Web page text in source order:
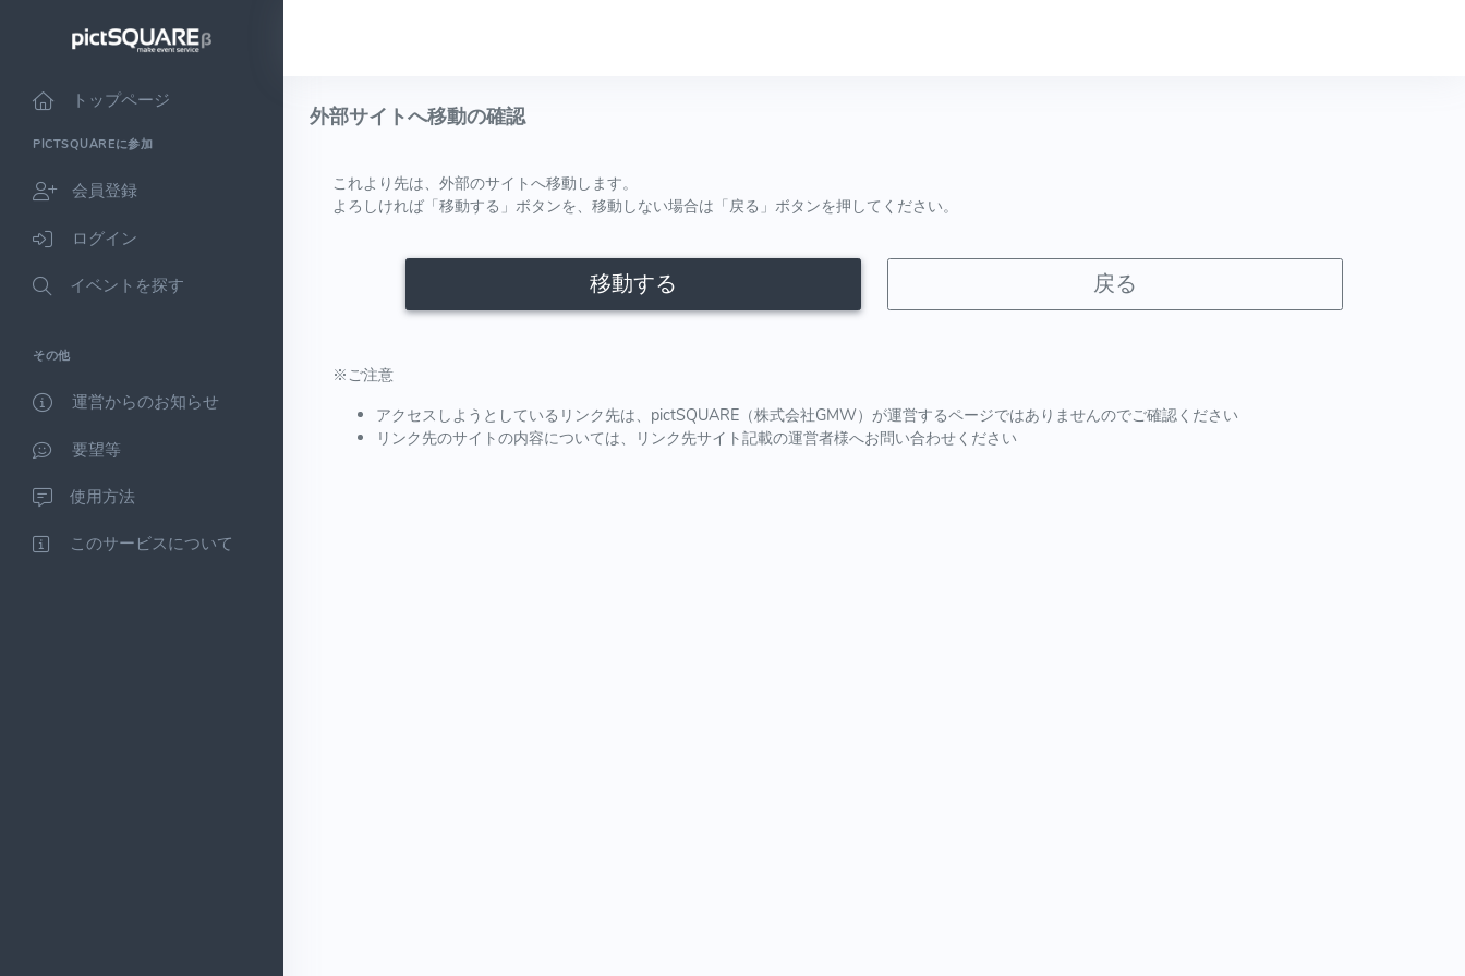
トップページ
PICTSQUAREに参加
会員登録
ログイン
イベントを探す
その他
運営からのお知らせ
要望等
使用方法
このサービスについて
外部サイトへ移動の確認
これより先は、外部のサイトへ移動します。
よろしければ「移動する」ボタンを、移動しない場合は「戻る」ボタンを押してください。
移動する 戻る
※ご注意
アクセスしようとしているリンク先は、pictSQUARE（株式会社GMW）が運営するページではありませんのでご確認ください
リンク先のサイトの内容については、リンク先サイト記載の運営者様へお問い合わせください